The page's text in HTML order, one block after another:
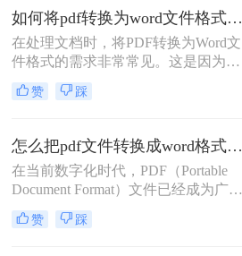
所以，当我们需要对PDF文件进行编
辑时，将其转换成Word格式是一种常
见的需求。那么pdf格式怎么转换成
word格式呢？在本文中，将介绍四种
使用简单且高效的方法将PDF格式转
换为Word格式。
如何将pdf转换为word文件格式？分享三种方法的详解！
在处理文档时，将PDF转换为Word文
件格式的需求非常常见。这是因为
Word格式的文件更易于编辑、修改和
分享。那么如何将pdf转换为word文件
您将PDF文件转换为Word格式，并确
保格式和数据的完整性。
赞 踩
怎么把pdf文件转换成word格式不变？试试这二方法！
在当前数字化时代，PDF（Portable
Document Format）文件已经成为广泛
使用的电子文档格式。然而，当我们
需要对PDF文件进行一些修改或编辑
赞 踩